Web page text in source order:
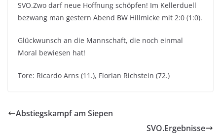
SVO.Zwo darf neue Hoffnung schöpfen! Im Kellerduell
bezwang man gestern Abend BW Hillmicke mit 2:0 (1:0).
Glückwunsch an die Mannschaft, die noch einmal
Moral bewiesen hat!
Tore: Ricardo Arns (11.), Florian Richstein (72.)
Abstiegskampf am Siepen
SVO.Ergebnisse